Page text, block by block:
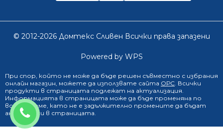
0888 249 719
© 2012-2026 Домтекс Сливен Всички права запазени
Powered by WPS
При спор, който не може да бъде решен съвместно с избрания
онлайн магазин , можете да използвате сайта ОРС . Всички
продукти в страницата подлежат на актуализация.
Информацията в страницата може да бъде променяна по
всяко време, като не е задължително промените да бъдат
анонсирани в страницата.